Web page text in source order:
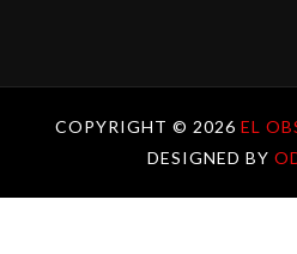
COPYRIGHT © 2026 EL
DESIGNED BY